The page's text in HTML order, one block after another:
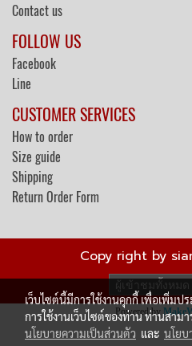
Contact us
FOLLOW US
Facebook
Line
CUSTOMER SERVICES
How to order
Size guide
Shipping
Return Order Form
Copy right by
ผู้เข้าชมทั้งหมด
Powered by
เว็บไซต์นี้มีการใช้งานคุกกี้ เพื่อเพิ่ม
การใช้งานเว็บไซต์ของท่าน ท่านสาม
นโยบายความเป็นส่วนตัว และ นโยบ